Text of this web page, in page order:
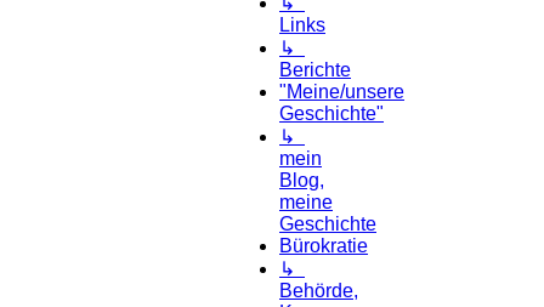
Links
↳
Berichte
"Meine/unsere
Geschichte"
↳
mein
Blog,
meine
Geschichte
Bürokratie
↳
Behörde,